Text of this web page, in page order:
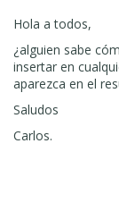
Hola a todos,
¿alguien sabe
insertar en
aparezca en el
Saludos
Carlos.